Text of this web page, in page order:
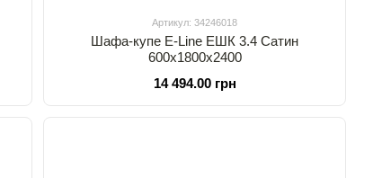
Артикул: 34246018
Шафа-купе E-Line ЕШК 3.4 Сатин
600х1800х2400
14 494.00 грн